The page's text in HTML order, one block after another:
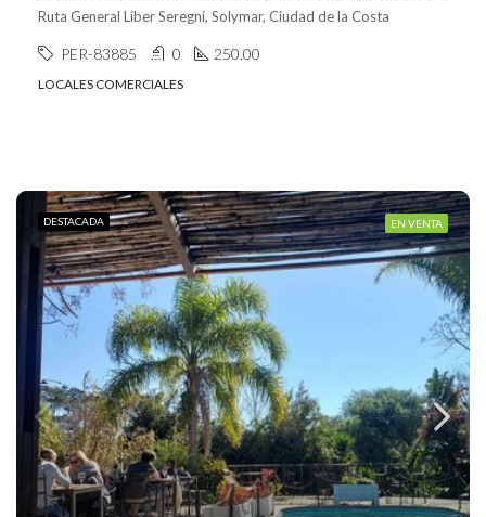
Ruta General Líber Seregni, Solymar, Ciudad de la Costa
PER-83885 0 250.00
LOCALES COMERCIALES
DESTACADA EN VENTA